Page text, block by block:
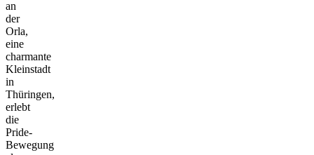
an
der
Orla,
eine
charmante
Kleinstadt
in
Thüringen,
erlebt
die
Pride-
Bewegung